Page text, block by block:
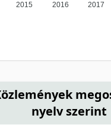
2015 2016 2017
nyelv szerint